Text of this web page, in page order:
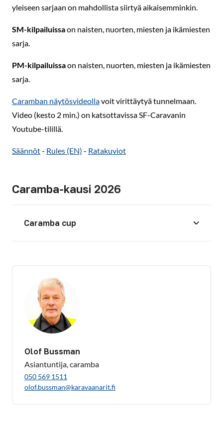
yleiseen sarjaan on mahdollista siirtyä aikaisemminkin.
SM-kilpailuissaon naisten, nuorten, miesten ja ikämiesten
sarja.
PM-kilpailuissaon naisten, nuorten, miesten ja ikämiesten
sarja.
Caramban näytösvideollavoit virittäytyä tunnelmaan.
Video (kesto 2 min.) on katsottavissa SF-Caravanin
Youtube-tilillä.
Säännöt- Rules (EN) - Ratakuviot
Caramba-kausi 2026
Caramba cup
Olof Bussman
Asiantuntija, caramba
050 569 1511
olof.bussman@karavaanarit.fi